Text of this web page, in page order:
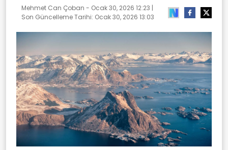
Mehmet Can Çoban - Ocak 30, 2026 12:23 |
Son Güncelleme Tarihi: Ocak 30, 2026 13:03